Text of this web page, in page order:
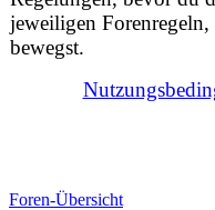
jeweiligen
bewegst.
Foren-Übersicht